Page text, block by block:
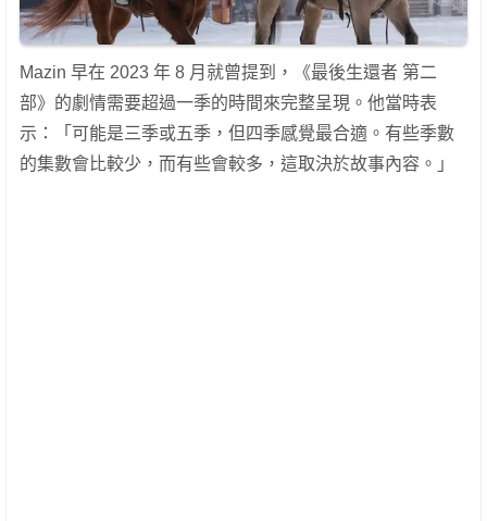
Mazin 早在 2023 年 8 月就曾提到，《最後生還者 第二
部》的劇情需要超過一季的時間來完整呈現。他當時表
示：「可能是三季或五季，但四季感覺最合適。有些季數
的集數會比較少，而有些會較多，這取決於故事內容。」